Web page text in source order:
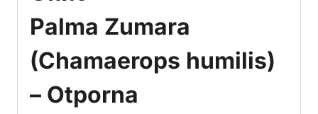
Palma Zumara
(Chamaerops humilis)
– Otporna